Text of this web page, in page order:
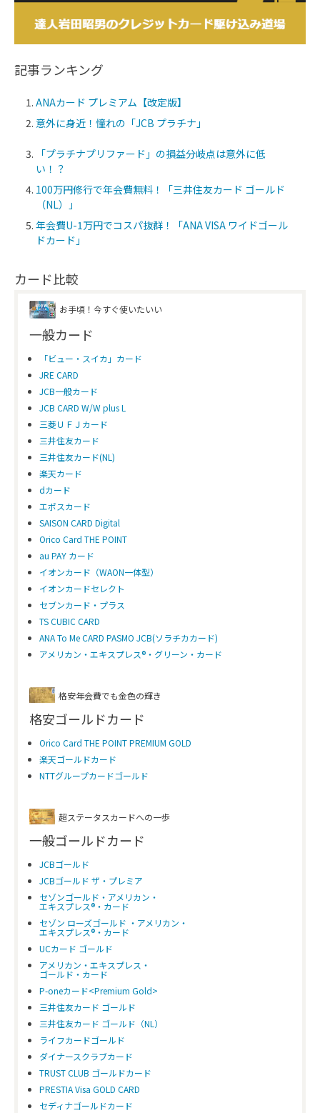
記事ランキング
ANAカード プレミアム【改定版】
意外に身近！憧れの「JCB プラチナ」
「プラチナプリファード」の損益分岐点は意外に低
い！？
100万円修行で年会費無料！「三井住友カード ゴールド
（NL）」
年会費U-1万円でコスパ抜群！「ANA VISA ワイドゴール
ドカード」
カード比較
お手頃！今すぐ使いたいい
一般カード
「ビュー・スイカ」カード
JRE CARD
JCB一般カード
JCB CARD W/W plus L
三菱ＵＦＪカード
三井住友カード
三井住友カード(NL)
楽天カード
dカード
エポスカード
SAISON CARD Digital
Orico Card THE POINT
au PAY カード
イオンカード（WAON一体型）
イオンカードセレクト
セブンカード・プラス
TS CUBIC CARD
ANA To Me CARD PASMO JCB(ソラチカカード)
アメリカン・エキスプレス®・グリーン・カード
格安年会費でも金色の輝き
格安ゴールドカード
Orico Card THE POINT PREMIUM GOLD
楽天ゴールドカード
NTTグループカードゴールド
超ステータスカードへの一歩
一般ゴールドカード
JCBゴールド
JCBゴールド ザ・プレミア
セゾンゴールド・アメリカン・
エキスプレス®・カード
セゾン ローズゴールド ・アメリカン・
エキスプレス®・カード
UCカード ゴールド
アメリカン・エキスプレス・
ゴールド・カード
P-oneカード<Premium Gold>
三井住友カード ゴールド
三井住友カード ゴールド（NL）
ライフカードゴールド
ダイナースクラブカード
TRUST CLUB ゴールドカード
PRESTIA Visa GOLD CARD
セディナゴールドカード